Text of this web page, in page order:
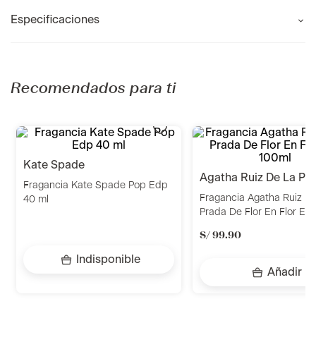
Especificaciones
Recomendados para ti
kate spade
Fragancia Kate Spade Pop Edp
40 ml
Indisponible
agatha ruiz de la
Fragancia Agatha Ruiz
Prada De Flor En Flor
S/ 99.90
Añadir